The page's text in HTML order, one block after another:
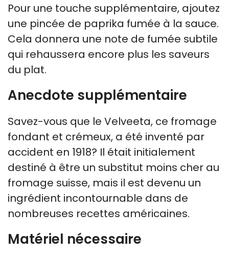
Pour une touche supplémentaire, ajoutez
une pincée de paprika fumée à la sauce.
Cela donnera une note de fumée subtile
qui rehaussera encore plus les saveurs
du plat.
Anecdote supplémentaire
Savez-vous que le Velveeta, ce fromage
fondant et crémeux, a été inventé par
accident en 1918? Il était initialement
destiné à être un substitut moins cher au
fromage suisse, mais il est devenu un
ingrédient incontournable dans de
nombreuses recettes américaines.
Matériel nécessaire